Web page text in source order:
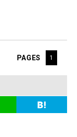
PAGES 1